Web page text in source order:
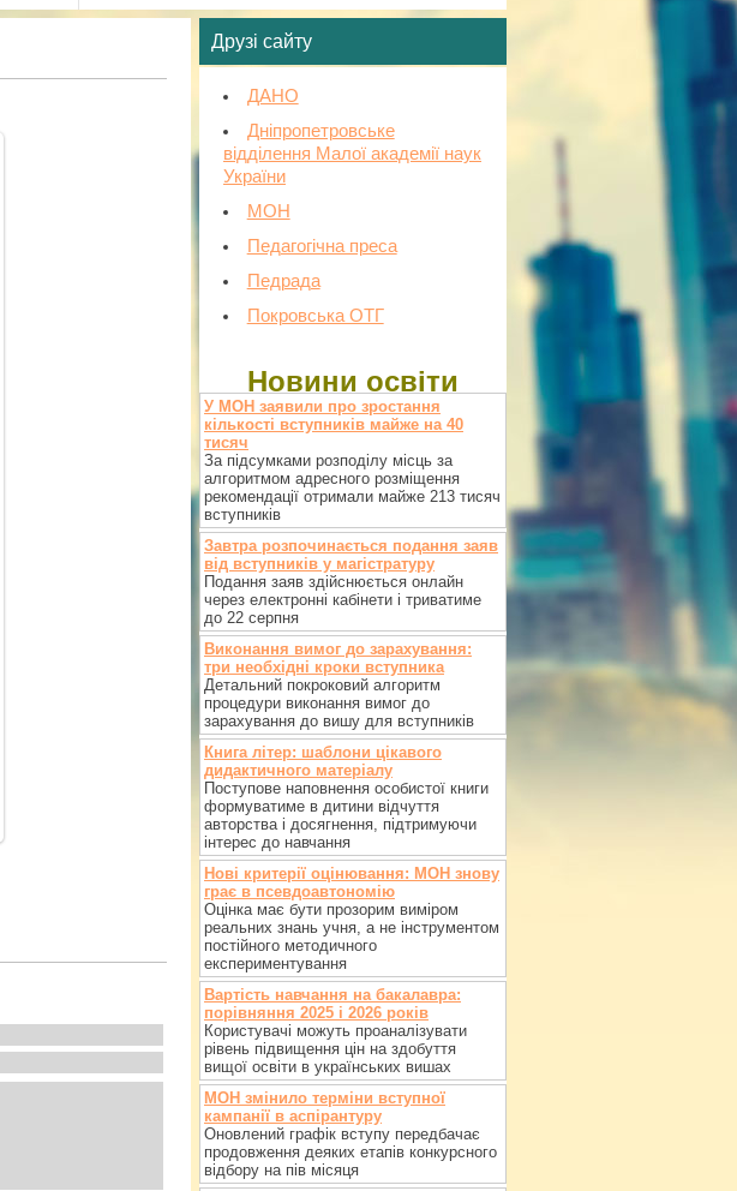
Друзі сайту
ДАНО
Дніпропетровське
відділення Малої академії наук
України
МОН
Педагогічна преса
Педрада
Покровська ОТГ
Новини освіти
У МОН заявили про зростання
кількості вступників майже на 40
тисяч
За підсумками розподілу місць за
алгоритмом адресного розміщення
рекомендації отримали майже 213 тисяч
вступників
Завтра розпочинається подання заяв
від вступників у магістратуру
Подання заяв здійснюється онлайн
через електронні кабінети і триватиме
до 22 серпня
Виконання вимог до зарахування:
три необхідні кроки вступника
Детальний покроковий алгоритм
процедури виконання вимог до
зарахування до вишу для вступників
Книга літер: шаблони цікавого
дидактичного матеріалу
Поступове наповнення особистої книги
формуватиме в дитини відчуття
авторства і досягнення, підтримуючи
інтерес до навчання
Нові критерії оцінювання: МОН знову
грає в псевдоавтономію
Оцінка має бути прозорим виміром
реальних знань учня, а не інструментом
постійного методичного
експериментування
Вартість навчання на бакалавра:
порівняння 2025 і 2026 років
Користувачі можуть проаналізувати
рівень підвищення цін на здобуття
вищої освіти в українських вишах
МОН змінило терміни вступної
кампанії в аспірантуру
Оновлений графік вступу передбачає
продовження деяких етапів конкурсного
відбору на пів місяця